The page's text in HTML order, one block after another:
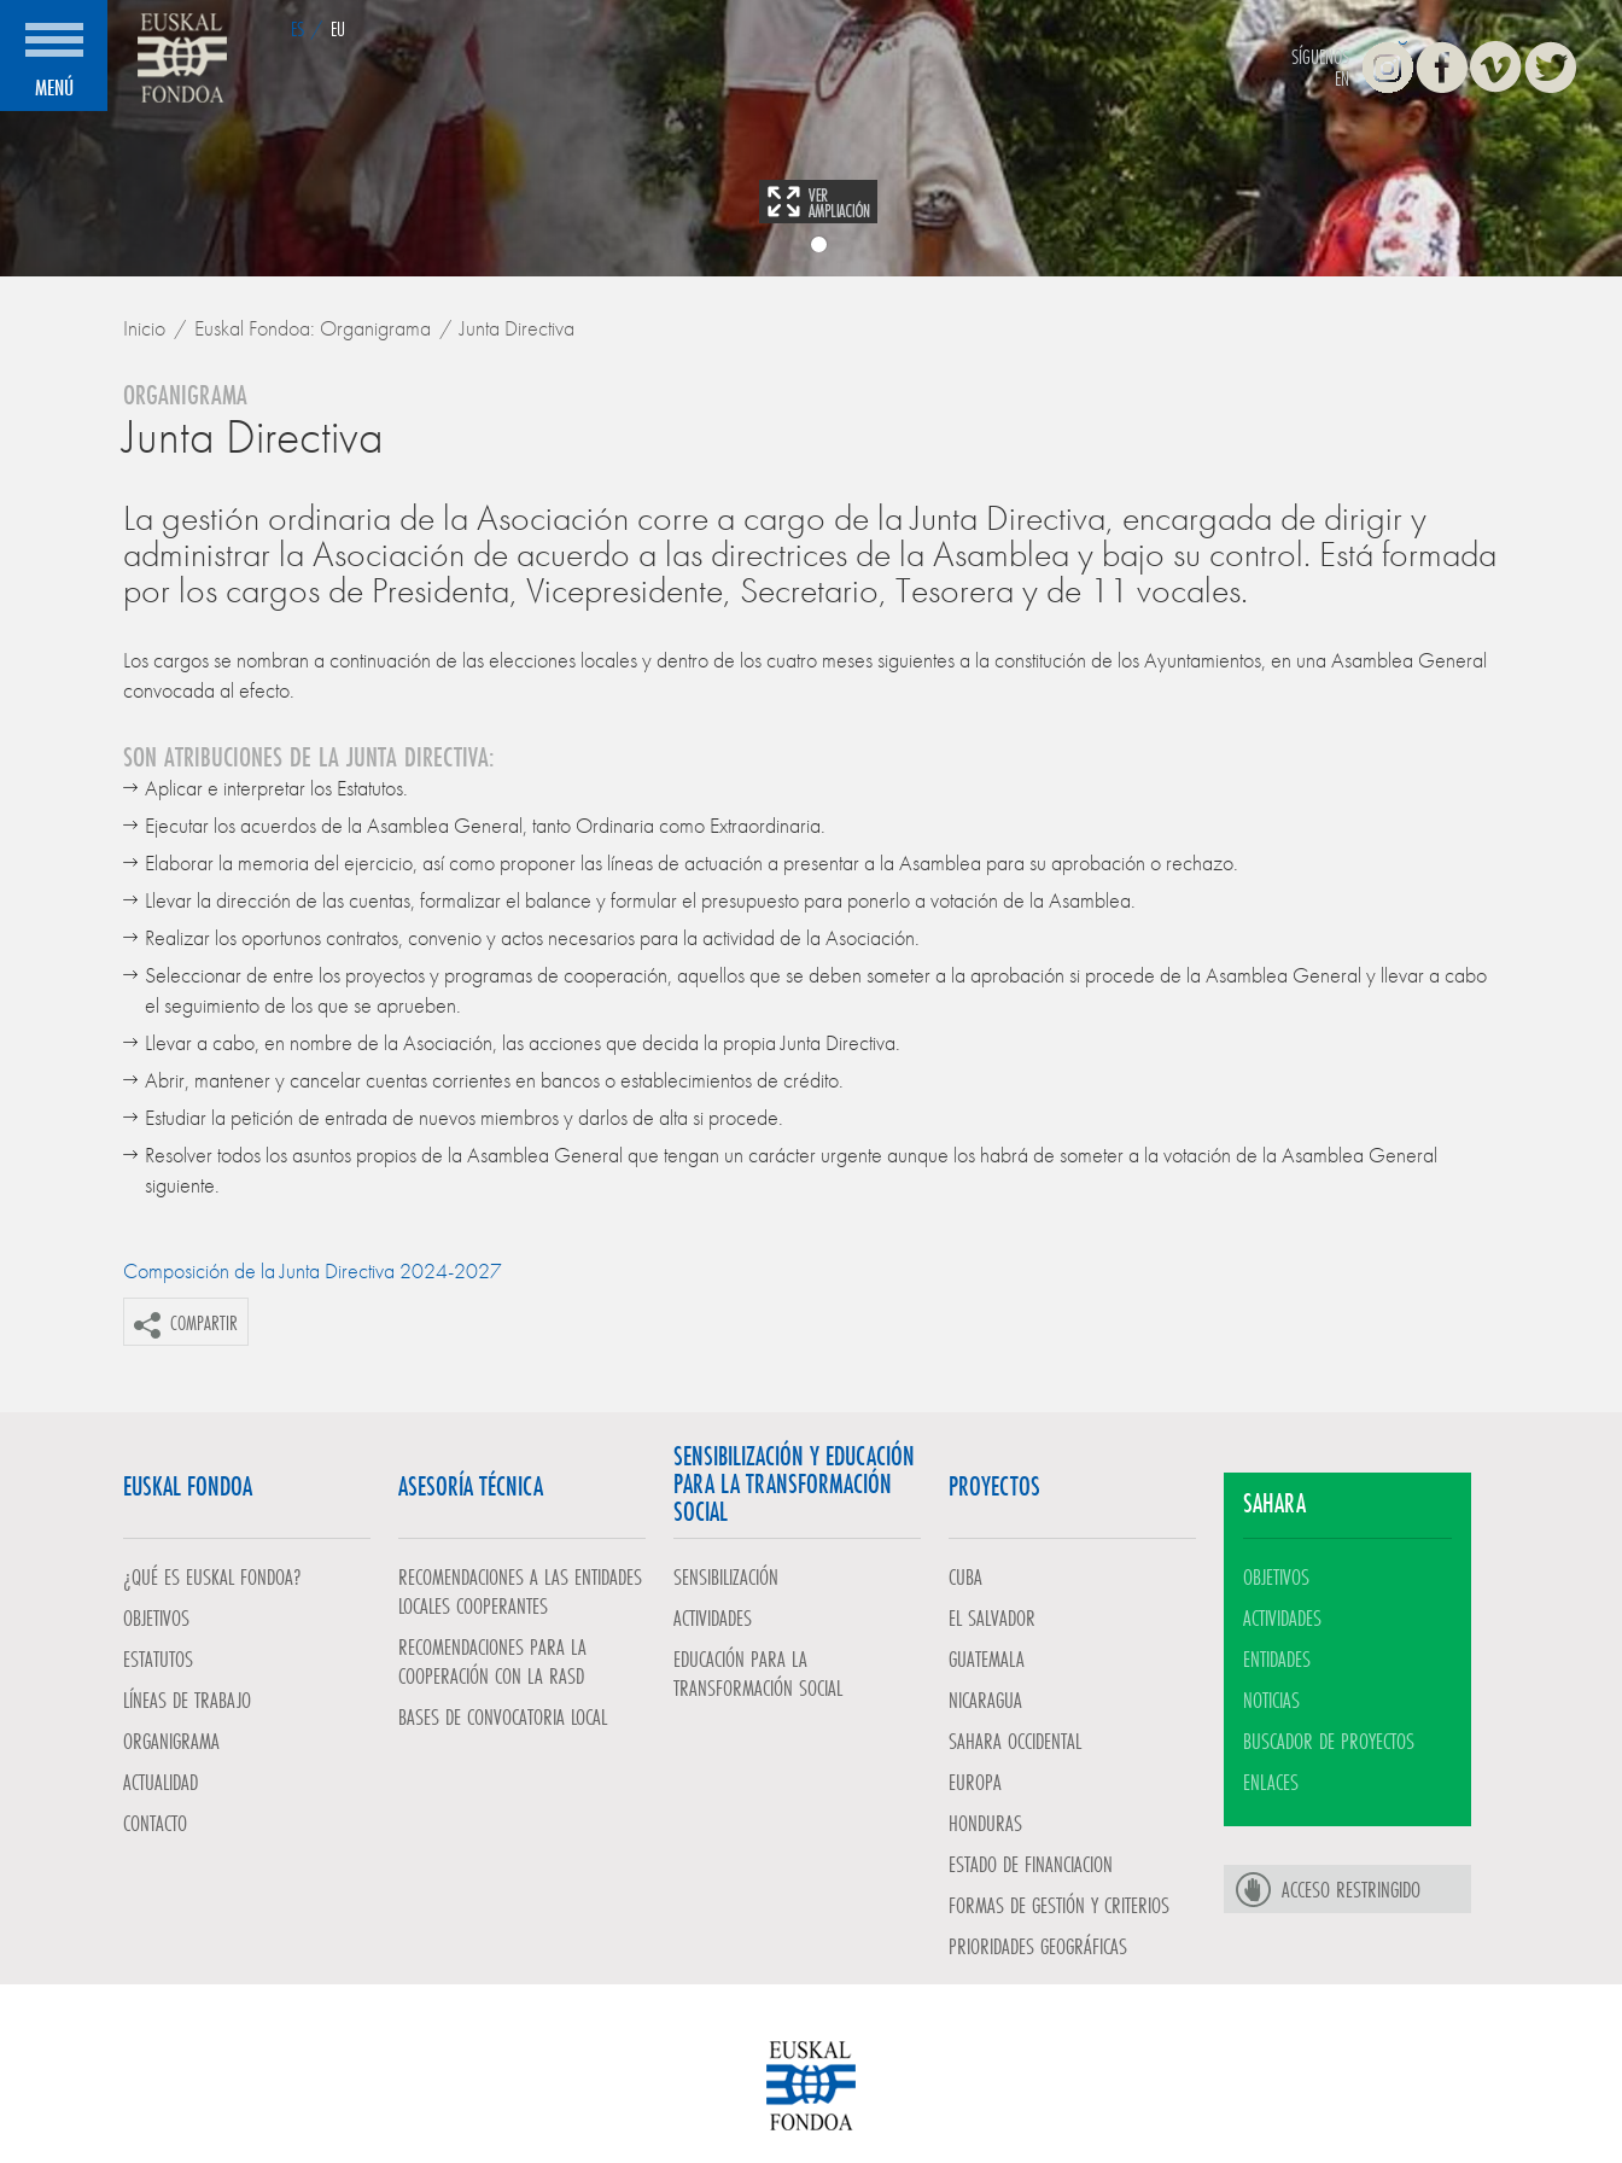
MENÚ
ES / EU
SÍGUENOS
EN
InstagramFacebookVimeoTwitter
Inicio Euskal Fondoa: Organigrama Junta Directiva
ORGANIGRAMA
Junta Directiva
La gestión ordinaria de la Asociación corre a cargo de la Junta Directiva, encargada de dirigir y
administrar la Asociación de acuerdo a las directrices de la Asamblea y bajo su control. Está formada
por los cargos de Presidenta, Vicepresidente, Secretario, Tesorera y de 11 vocales.
Los cargos se nombran a continuación de las elecciones locales y dentro de los cuatro meses siguientes a la constitución de los Ayuntamientos, en una Asamblea General
convocada al efecto.
SON ATRIBUCIONES DE LA JUNTA DIRECTIVA:
Aplicar e interpretar los Estatutos.
Ejecutar los acuerdos de la Asamblea General, tanto Ordinaria como Extraordinaria.
Elaborar la memoria del ejercicio, así como proponer las líneas de actuación a presentar a la Asamblea para su aprobación o rechazo.
Llevar la dirección de las cuentas, formalizar el balance y formular el presupuesto para ponerlo a votación de la Asamblea.
Realizar los oportunos contratos, convenio y actos necesarios para la actividad de la Asociación.
Seleccionar de entre los proyectos y programas de cooperación, aquellos que se deben someter a la aprobación si procede de la Asamblea General y llevar a cabo
el seguimiento de los que se aprueben.
Llevar a cabo, en nombre de la Asociación, las acciones que decida la propia Junta Directiva.
Abrir, mantener y cancelar cuentas corrientes en bancos o establecimientos de crédito.
Estudiar la petición de entrada de nuevos miembros y darlos de alta si procede.
Resolver todos los asuntos propios de la Asamblea General que tengan un carácter urgente aunque los habrá de someter a la votación de la Asamblea General
siguiente.
Composición de la Junta Directiva 2024-2027
COMPARTIR
EUSKAL FONDOA
¿QUÉ ES EUSKAL FONDOA?
OBJETIVOS
ESTATUTOS
LÍNEAS DE TRABAJO
ORGANIGRAMA
ACTUALIDAD
CONTACTO
ASESORÍA TÉCNICA
RECOMENDACIONES A LAS ENTIDADES
LOCALES COOPERANTES
RECOMENDACIONES PARA LA
COOPERACIÓN CON LA RASD
BASES DE CONVOCATORIA LOCAL
SENSIBILIZACIÓN Y EDUCACIÓN
PARA LA TRANSFORMACIÓN
SOCIAL
SENSIBILIZACIÓN
ACTIVIDADES
EDUCACIÓN PARA LA
TRANSFORMACIÓN SOCIAL
PROYECTOS
CUBA
EL SALVADOR
GUATEMALA
NICARAGUA
SAHARA OCCIDENTAL
EUROPA
HONDURAS
ESTADO DE FINANCIACION
FORMAS DE GESTIÓN Y CRITERIOS
PRIORIDADES GEOGRÁFICAS
SAHARA
OBJETIVOS
ACTIVIDADES
ENTIDADES
NOTICIAS
BUSCADOR DE PROYECTOS
ENLACES
ACCESO RESTRINGIDO